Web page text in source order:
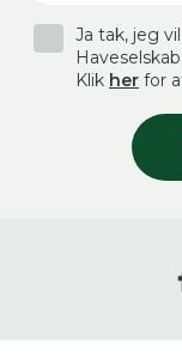
Ja tak, jeg
Klik her for